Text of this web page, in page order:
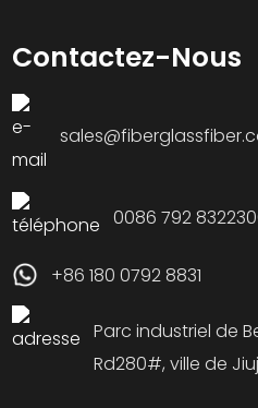
Contactez-Nous
0086 792
+86 180 0792 8831
Parc industriel de
Rd280#, ville de